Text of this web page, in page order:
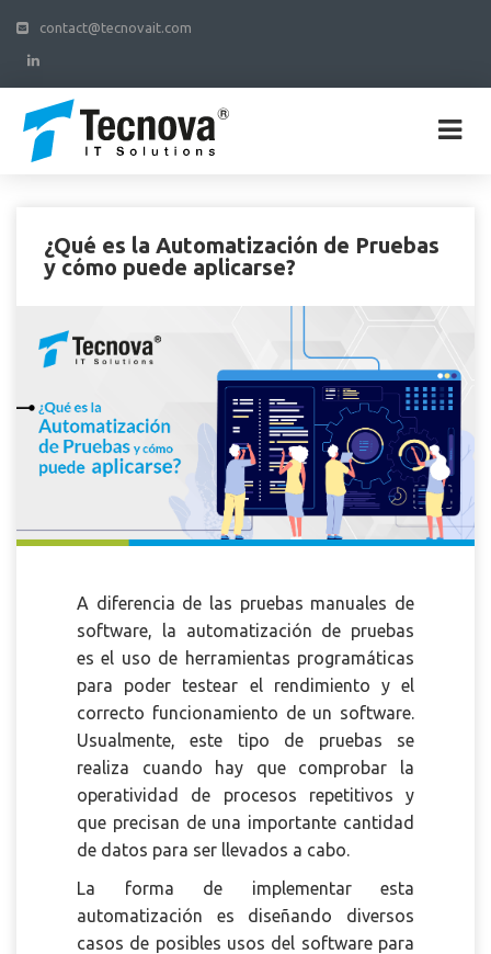
contact@tecnovait.com
¿Qué es la Automatización de Pruebas
y cómo puede aplicarse?
A diferencia de las pruebas manuales de
software, la automatización de pruebas
es el uso de herramientas programáticas
para poder testear el rendimiento y el
correcto funcionamiento de un software.
Usualmente, este tipo de pruebas se
realiza cuando hay que comprobar la
operatividad de procesos repetitivos y
que precisan de una importante cantidad
de datos para ser llevados a cabo.
La forma de implementar esta
automatización es diseñando diversos
casos de posibles usos del software para